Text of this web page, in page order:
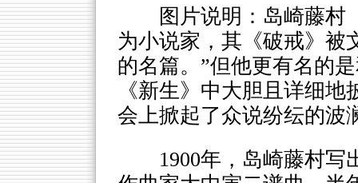
图片说明：岛崎藤村
为小说家，其《破戒》被
的名篇。”但他更有名的
《新生》中大胆且详细
会上掀起了众说纷纭的波
1900年，岛崎藤村写